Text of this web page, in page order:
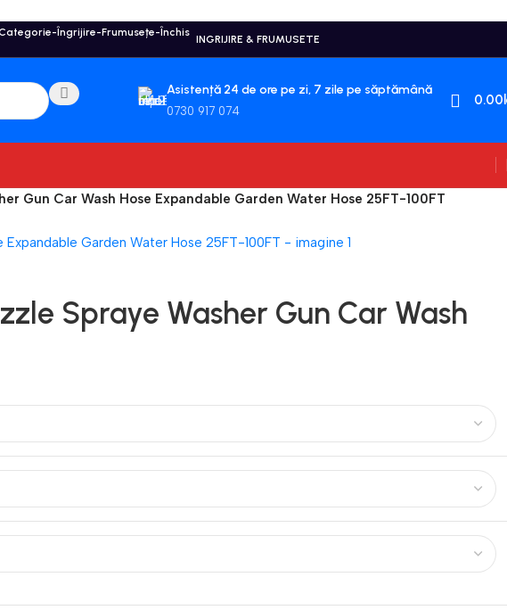
INGRIJIRE & FRUMUSETE
Asistență 24 de ore pe zi, 7 zile pe săptămână
0730 917 074
0.00
Gun Car Wash Hose Expandable Garden Water Hose 25FT-100FT
Spraye Washer Gun Car Wash